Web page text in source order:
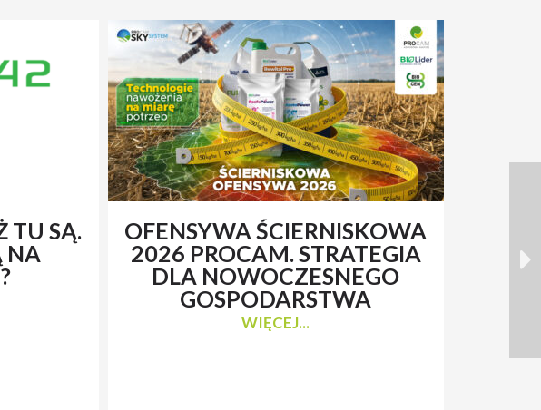
TU SĄ.
NA
OFENSYWA ŚCIERNISKOWA
2026 PROCAM. STRATEGIA
DLA NOWOCZESNEGO
GOSPODARSTWA
WIĘCEJ...
Z